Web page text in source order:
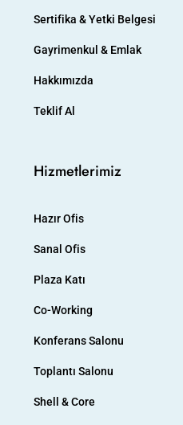
Sertifika & Yetki Belgesi
Gayrimenkul & Emlak
Hakkımızda
Teklif Al
Hizmetlerimiz
Hazır Ofis
Sanal Ofis
Plaza Katı
Co-Working
Konferans Salonu
Toplantı Salonu
Shell & Core